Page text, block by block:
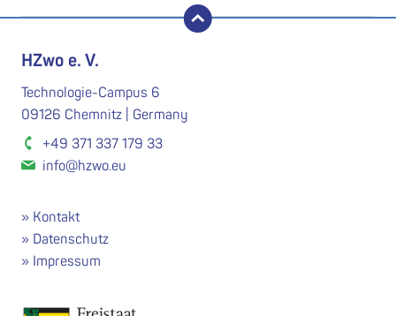
nach oben
HZwo e. V.
Technologie-Campus 6
09126 Chemnitz | Germany
+49 371 337 179 33
info@hzwo.eu
Kontakt
Datenschutz
Impressum